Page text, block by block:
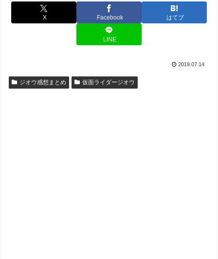
X Facebook はてブ
LINE
2019.07.14
ジオウ感想まとめ 仮面ライダージオウ